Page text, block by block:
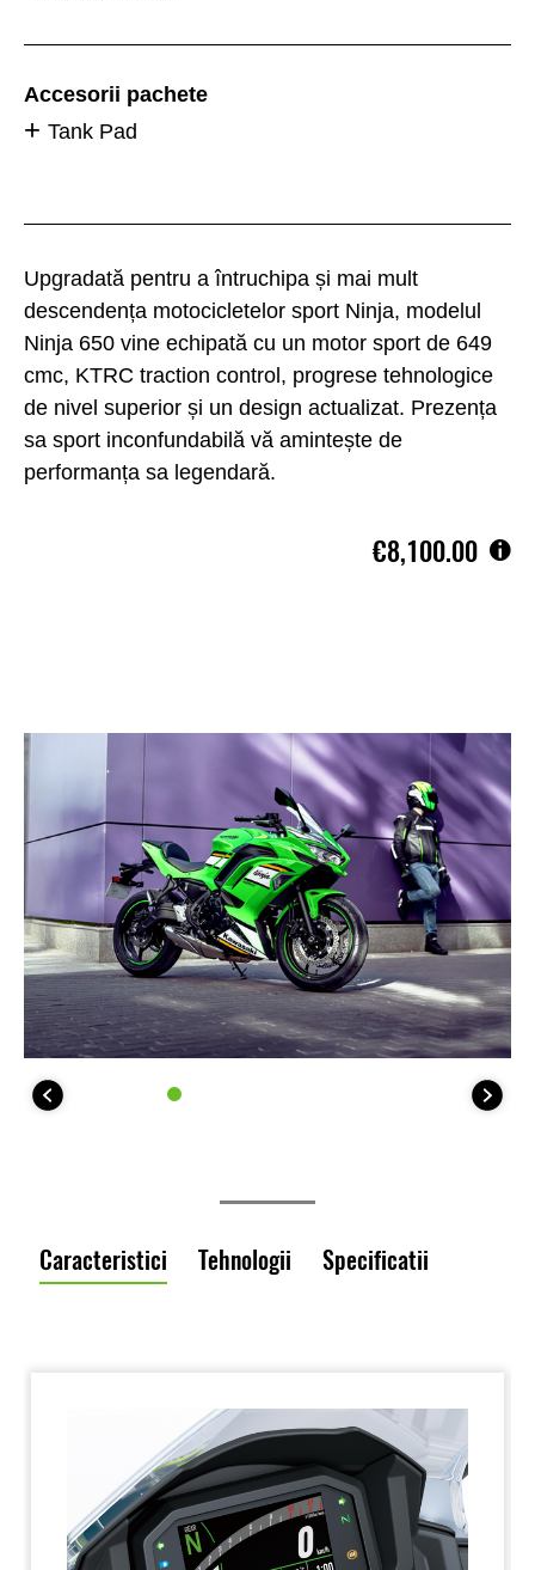
Upgradată pentru a întruchipa și mai mult
descendența motocicletelor sport Ninja, modelul
Ninja 650 vine echipată cu un motor sport de 649
cmc, KTRC traction control, progrese tehnologice
de nivel superior și un design actualizat. Prezența
sa sport inconfundabilă vă amintește de
performanța sa legendară.
€8,100.00
Accesorii pachete
Tank Pad
Caracteristici Tehnologii Specificatii